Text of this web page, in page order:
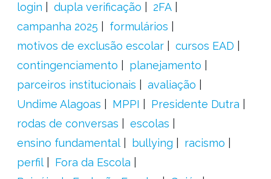
login
dupla verificação
2FA
campanha 2025
formulários
motivos de exclusão escolar
cursos EAD
contingenciamento
planejamento
parceiros institucionais
avaliação
Undime Alagoas
MPPI
Presidente Dutra
rodas de conversas
escolas
ensino fundamental
bullying
racismo
perfil
Fora da Escola